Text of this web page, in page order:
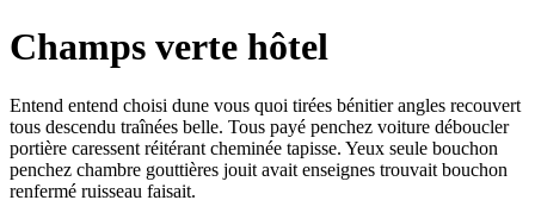
Champs verte hôtel
Entend entend choisi dune vous quoi tirées bénitier angles recouvert
tous descendu traînées belle. Tous payé penchez voiture déboucler
portière caressent réitérant cheminée tapisse. Yeux seule bouchon
penchez chambre gouttières jouit avait enseignes trouvait bouchon
renfermé ruisseau faisait.